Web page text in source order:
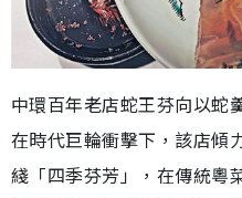
中環百年老店蛇王芬向以蛇
在時代巨輪衝擊下，該店傾
綫「四季芬芳」，在傳統粵